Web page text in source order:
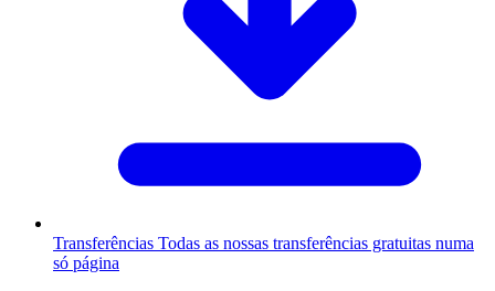
Transferências Todas as nossas transferências gratuitas numa
só página